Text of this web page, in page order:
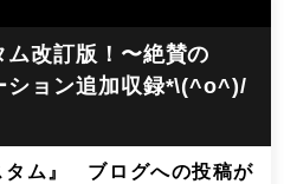
ム改訂版！〜絶賛の
ション追加収録*\(^o^)/
ム』 ブログへの投稿が